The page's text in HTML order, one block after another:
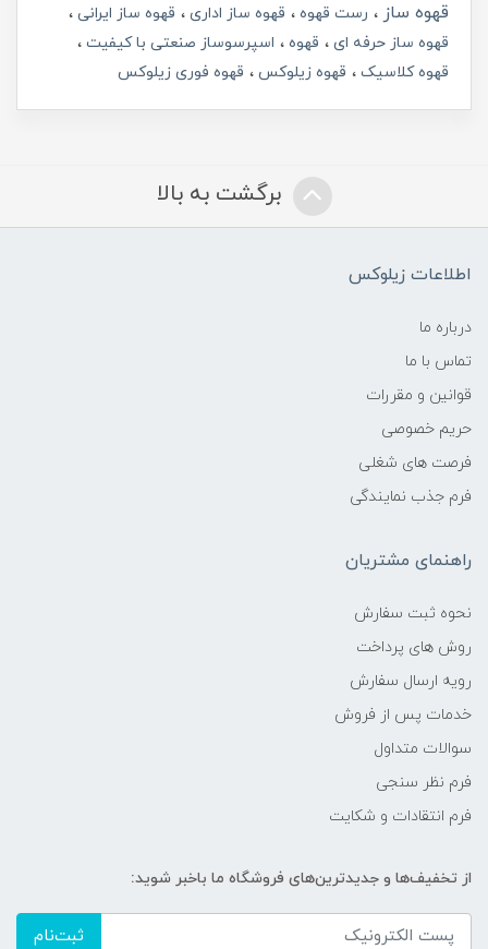
قهوه ساز رست قهوه قهوه ساز اداری
قهوه ساز ایرانی
قهوه ساز حرفه ای
قهوه
اسپرسوساز صنعتی با کیفیت
قهوه کلاسیک
قهوه زیلوکس قهوه فوری زیلوکس
برگشت به بالا
اطلاعات زیلوکس
درباره ما
تماس با ما
قوانین و مقررات
حریم خصوصی
فرصت های شغلی
فرم جذب نمایندگی
راهنمای مشتریان
نحوه ثبت سفارش
روش های پرداخت
رویه ارسال سفارش
خدمات پس از فروش
سوالات متداول
فرم نظر سنجی
فرم انتقادات و شکایت
از تخفیف‌ها و جدیدترین‌های فروشگاه ما باخبر شوید:
ثبت‌نام